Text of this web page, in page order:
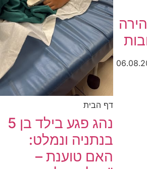
דף הבית
נהג פגע בילד בן 5
בנתניה ונמלט:
האם טוענת –